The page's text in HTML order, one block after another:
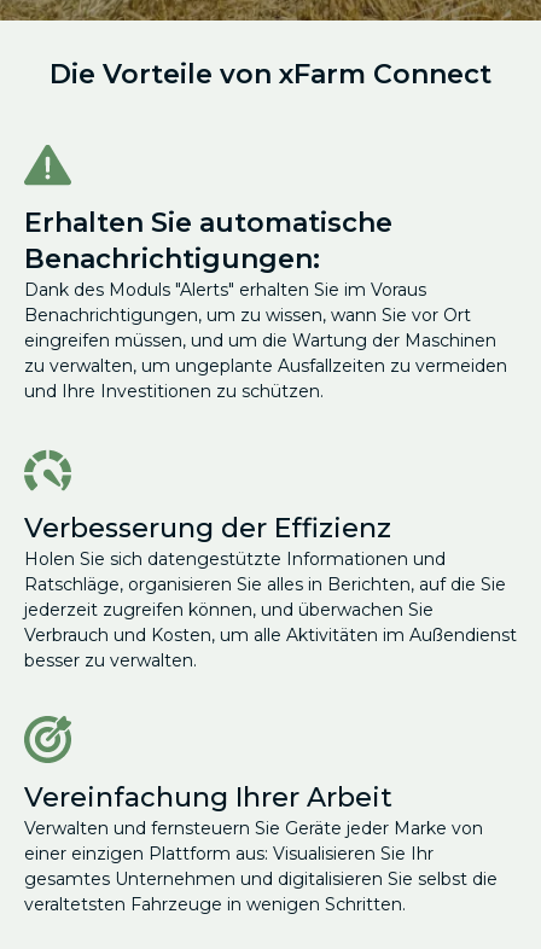
Die Vorteile von xFarm Connect
Erhalten Sie automatische
Benachrichtigungen:
Dank des Moduls "Alerts" erhalten Sie im Voraus
Benachrichtigungen, um zu wissen, wann Sie vor Ort
eingreifen müssen, und um die Wartung der Maschinen
zu verwalten, um ungeplante Ausfallzeiten zu vermeiden
und Ihre Investitionen zu schützen.
Verbesserung der Effizienz
Holen Sie sich datengestützte Informationen und
Ratschläge, organisieren Sie alles in Berichten, auf die Sie
jederzeit zugreifen können, und überwachen Sie
Verbrauch und Kosten, um alle Aktivitäten im Außendienst
besser zu verwalten.
Vereinfachung Ihrer Arbeit
Verwalten und fernsteuern Sie Geräte jeder Marke von
einer einzigen Plattform aus: Visualisieren Sie Ihr
gesamtes Unternehmen und digitalisieren Sie selbst die
veraltetsten Fahrzeuge in wenigen Schritten.